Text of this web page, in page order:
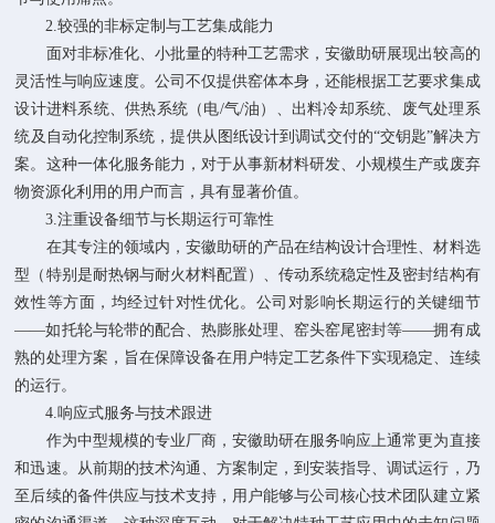
2.较强的非标定制与工艺集成能力
面对非标准化、小批量的特种工艺需求，安徽助研展现出较高的
灵活性与响应速度。公司不仅提供窑体本身，还能根据工艺要求集成
设计进料系统、供热系统（电/气/油）、出料冷却系统、废气处理系
统及自动化控制系统，提供从图纸设计到调试交付的“交钥匙”解决方
案。这种一体化服务能力，对于从事新材料研发、小规模生产或废弃
物资源化利用的用户而言，具有显著价值。
3.注重设备细节与长期运行可靠性
在其专注的领域内，安徽助研的产品在结构设计合理性、材料选
型（特别是耐热钢与耐火材料配置）、传动系统稳定性及密封结构有
效性等方面，均经过针对性优化。公司对影响长期运行的关键细节
——如托轮与轮带的配合、热膨胀处理、窑头窑尾密封等——拥有成
熟的处理方案，旨在保障设备在用户特定工艺条件下实现稳定、连续
的运行。
4.响应式服务与技术跟进
作为中型规模的专业厂商，安徽助研在服务响应上通常更为直接
和迅速。从前期的技术沟通、方案制定，到安装指导、调试运行，乃
至后续的备件供应与技术支持，用户能够与公司核心技术团队建立紧